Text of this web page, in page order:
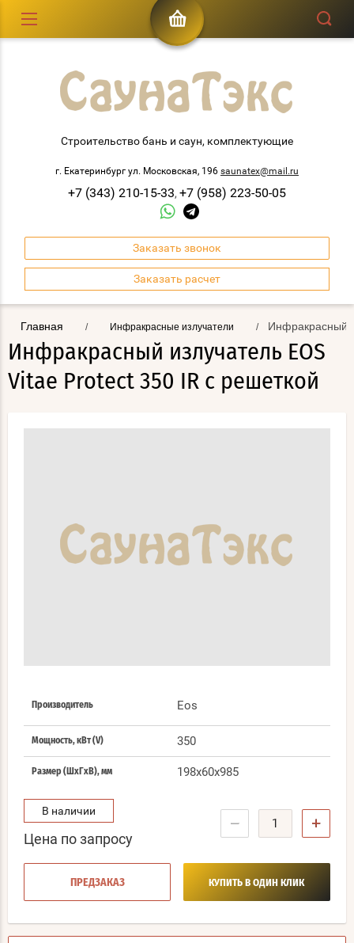
Строительство бань и саун, комплектующие
г. Екатеринбург ул. Московская, 196 saunatex@mail.ru
+7 (343) 210-15-33, +7 (958) 223-50-05
Заказать звонок
Заказать расчет
Главная / Инфракрасные излучатели / Инфракрасный
Инфракрасный излучатель EOS
Vitae Protect 350 IR с решеткой
Производитель Eos
Мощность, кВт (V) 350
Размер (ШхГхВ), мм 198x60x985
В наличии
Цена по запросу
− +
ПРЕДЗАКАЗ КУПИТЬ В ОДИН КЛИК